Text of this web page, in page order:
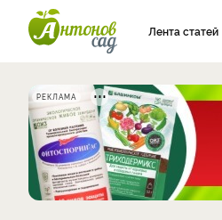
Лента статей
РЕКЛАМА